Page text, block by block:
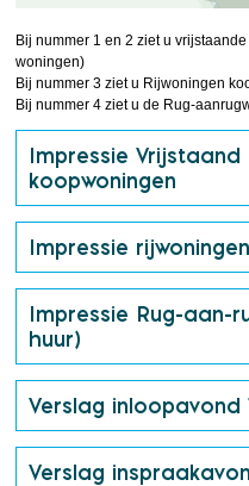
Bij nummer 1 en 2 ziet u
woningen)
Bij nummer 3 ziet u Rijwoningen
Bij nummer 4 ziet u de Rug-
Impressie Vrijstaand
koopwoningen
Impressie
Impressie Rug-aan-
huur)
Verslag inloopavond
Verslag